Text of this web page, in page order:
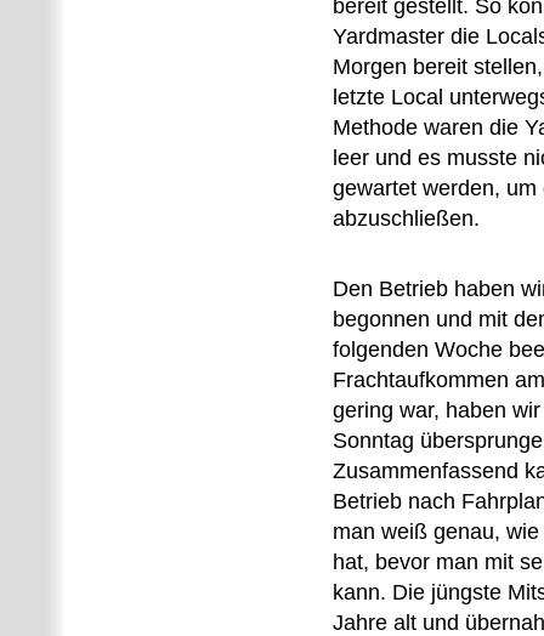
bereit gestellt. So
Yardmaster die
Morgen bereit
letzte Local
Methode waren die
leer und es musste
gewartet werden, um
abzuschließen.
Den Betrieb haben
begonnen und mit
folgenden Woche
Frachtaufkommen
gering war, haben
Sonntag
Zusammenfassend
Betrieb nach
man weiß genau,
hat, bevor man mit
kann. Die jüngste
Jahre alt und